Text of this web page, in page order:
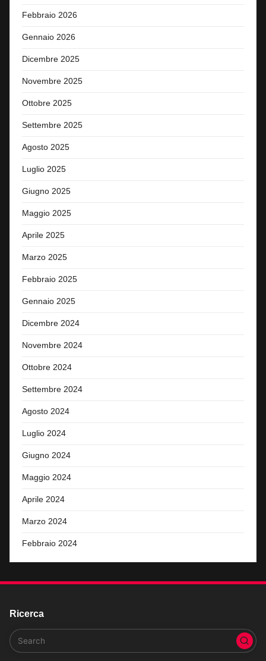
Febbraio 2026
Gennaio 2026
Dicembre 2025
Novembre 2025
Ottobre 2025
Settembre 2025
Agosto 2025
Luglio 2025
Giugno 2025
Maggio 2025
Aprile 2025
Marzo 2025
Febbraio 2025
Gennaio 2025
Dicembre 2024
Novembre 2024
Ottobre 2024
Settembre 2024
Agosto 2024
Luglio 2024
Giugno 2024
Maggio 2024
Aprile 2024
Marzo 2024
Febbraio 2024
Ricerca